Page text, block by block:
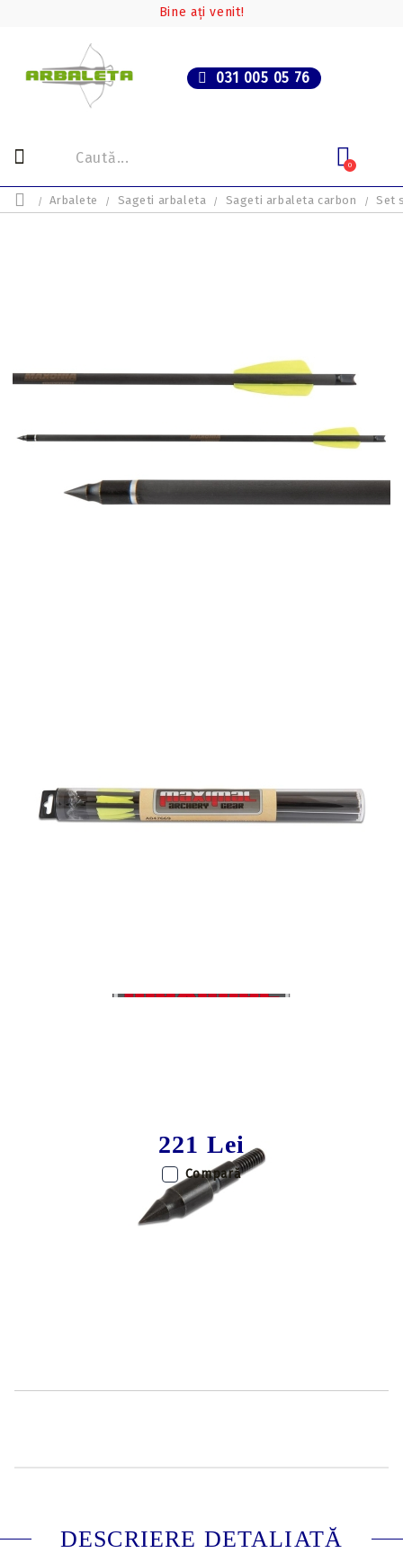
Bine ați venit!
031 005 05 76
0
Arbalete Sageti arbaleta Sageti arbaleta carbon Set
221 Lei
15 inch (38 cm)
Cobra Systems Nock
Compară
DESCRIERE DETALIATĂ